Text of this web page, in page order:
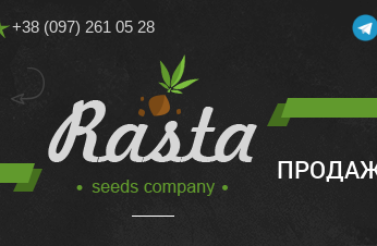
+38 (097) 261 05 28